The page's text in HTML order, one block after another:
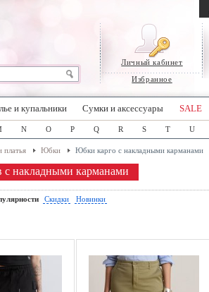
Личный кабинет
Избранное
и купальники Сумки и аксессуары SALE
N O P Q R S T U
Юбки Юбки карго с накладными карманами
с накладными карманами
Скидки Новинки